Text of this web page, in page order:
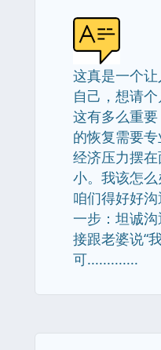
这真是一个
自己，想请
这有多么重
的恢复需要
经济压力摆
小。我该怎
咱们得好好
一步：坦诚
接跟老婆说“
可.............